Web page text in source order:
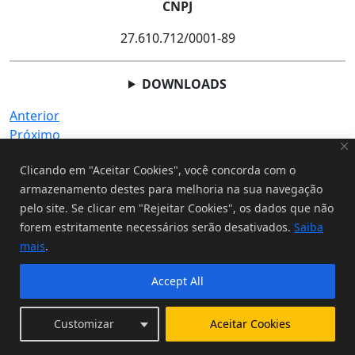
Clicando em "Aceitar Cookies", você concorda com o
armazenamento destes para melhoria na sua navegação
pelo site. Se clicar em "Rejeitar Cookies", os dados que não
forem estritamente necessários serão desativados. Saiba
mais.
Customizar Aceitar Cookies
Accept All
CNPJ
27.610.712/0001-89
DOWNLOADS
Anterior
Próximo
interrupções ou atrasos, podendo impedir ou prejudicar o envio de ordens ou a
recepção de informações atualizadas. A XP Investimentos, inscrita sob o CNPJ:
02.332.886/0001­04, exime-se de responsabilidade por danos sofridos por seus
clientes, por força de falha de serviços disponibilizados por terceiros. A XP
Investimentos CCTVM S/A é instituição autorizada a funcionar pelo Banco Central
do Brasil.
CVM
POLÍTICA DE PRIVACIDADE
POLÍTICA DE COOKIES